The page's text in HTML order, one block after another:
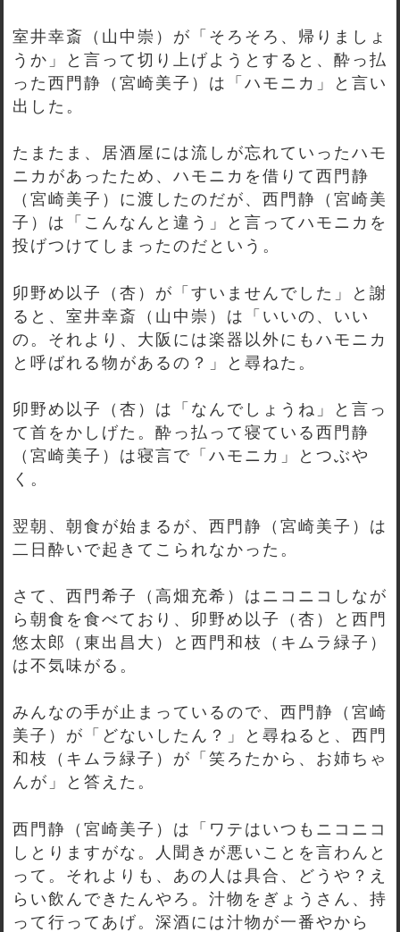
室井幸斎（山中崇）が「そろそろ、帰りましょ
うか」と言って切り上げようとすると、酔っ払
った西門静（宮崎美子）は「ハモニカ」と言い
出した。
たまたま、居酒屋には流しが忘れていったハモ
ニカがあったため、ハモニカを借りて西門静
（宮崎美子）に渡したのだが、西門静（宮崎美
子）は「こんなんと違う」と言ってハモニカを
投げつけてしまったのだという。
卯野め以子（杏）が「すいませんでした」と謝
ると、室井幸斎（山中崇）は「いいの、いい
の。それより、大阪には楽器以外にもハモニカ
と呼ばれる物があるの？」と尋ねた。
卯野め以子（杏）は「なんでしょうね」と言っ
て首をかしげた。酔っ払って寝ている西門静
（宮崎美子）は寝言で「ハモニカ」とつぶや
く。
翌朝、朝食が始まるが、西門静（宮崎美子）は
二日酔いで起きてこられなかった。
さて、西門希子（高畑充希）はニコニコしなが
ら朝食を食べており、卯野め以子（杏）と西門
悠太郎（東出昌大）と西門和枝（キムラ緑子）
は不気味がる。
みんなの手が止まっているので、西門静（宮崎
美子）が「どないしたん？」と尋ねると、西門
和枝（キムラ緑子）が「笑ろたから、お姉ちゃ
んが」と答えた。
西門静（宮崎美子）は「ワテはいつもニコニコ
しとりますがな。人聞きが悪いことを言わんと
って。それよりも、あの人は具合、どうや？え
らい飲んできたんやろ。汁物をぎょうさん、持
って行ってあげ。深酒には汁物が一番やから